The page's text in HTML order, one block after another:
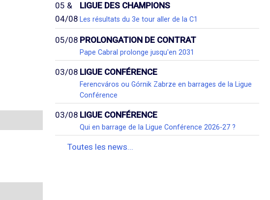
05 &
04/08
LIGUE DES CHAMPIONS
Les résultats du 3e tour aller de la C1
05/08 PROLONGATION DE CONTRAT
Pape Cabral prolonge jusqu'en 2031
03/08 LIGUE CONFÉRENCE
Ferencváros ou Górnik Zabrze en barrages de la Ligue
Conférence
03/08 LIGUE CONFÉRENCE
Qui en barrage de la Ligue Conférence 2026-27 ?
Toutes les news...